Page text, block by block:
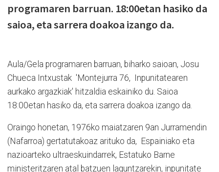
programaren barruan. 18:00etan hasiko da
saioa, eta sarrera doakoa izango da.
Aula/Gela programaren barruan, biharko saioan, Josu
Chueca Intxustak 'Montejurra 76, Inpunitatearen
aurkako argazkiak' hitzaldia eskainiko du. Saioa
18:00etan hasiko da, eta sarrera doakoa izango da.
Oraingo honetan, 1976ko maiatzaren 9an Jurramendin
(Nafarroa) gertatutakoaz arituko da, Espainiako eta
nazioarteko ultraeskuindarrek, Estatuko Barne
ministeritzaren atal batzuen laguntzarekin, inpunitate